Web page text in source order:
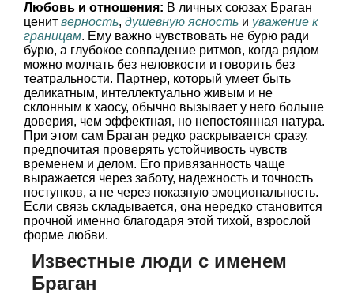
Любовь и отношения: В личных союзах Браган
ценит верность, душевную ясность и уважение к
границам. Ему важно чувствовать не бурю ради
бурю, а глубокое совпадение ритмов, когда рядом
можно молчать без неловкости и говорить без
театральности. Партнер, который умеет быть
деликатным, интеллектуально живым и не
склонным к хаосу, обычно вызывает у него больше
доверия, чем эффектная, но непостоянная натура.
При этом сам Браган редко раскрывается сразу,
предпочитая проверять устойчивость чувств
временем и делом. Его привязанность чаще
выражается через заботу, надежность и точность
поступков, а не через показную эмоциональность.
Если связь складывается, она нередко становится
прочной именно благодаря этой тихой, взрослой
форме любви.
Известные люди с именем
Браган